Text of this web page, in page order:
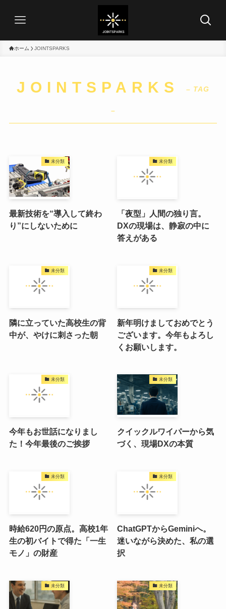
ホーム JOINTSPARKS
JOINTSPARKS – TAG
–
未分類
最新技術を“導入して終わ
り”にしないために
未分類
「夜型」人間の独り言。
DXの現場は、静寂の中に
答えがある
未分類
隣に立っていた高校生の背
中が、やけに刺さった朝
未分類
新年明けましておめでとう
ございます。今年もよろし
くお願いします。
未分類
今年もお世話になりまし
た！今年最後のご挨拶
未分類
クイックルワイパーから気
づく、現場DXの本質
未分類
時給620円の原点。高校1年
生の初バイトで得た「一生
モノ」の財産
未分類
ChatGPTからGeminiへ。
迷いながら決めた、私の選
択
未分類 未分類